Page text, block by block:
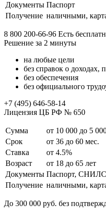
Документы Паспорт
Получение наличными,
8 800 200-66-96 Есть
Решение за 2 минуты
на любые цели
без справок о доходах,
без обеспечения
без официального
+7 (495) 646-58-14
Лицензия ЦБ РФ № 650
Сумма
от 10 000 до 5
Срок
от 36 до 60 мес.
Ставка
от 4.5%
Возраст
от 18 до 65 лет
Документы Паспорт, СНИЛС
Получение наличными,
До 300 000 руб. без